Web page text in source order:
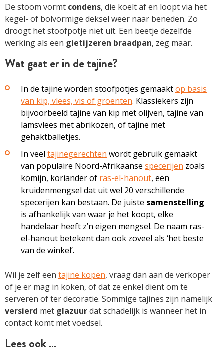
De stoom vormt condens, die koelt af en loopt via het
kegel- of bolvormige deksel weer naar beneden. Zo
droogt het stoofpotje niet uit. Een beetje dezelfde
werking als een gietijzeren braadpan, zeg maar.
Wat gaat er in de tajine?
In de tajine worden stoofpotjes gemaaktop basis
van kip, vlees, vis of groenten. Klassiekers zijn
bijvoorbeeld tajine van kip met olijven, tajine van
lamsvlees met abrikozen, of tajine met
gehaktballetjes.
In veel tajinegerechten wordt gebruik gemaakt
van populaire Noord-Afrikaanse specerijen zoals
komijn, koriander of ras-el-hanout, een
kruidenmengsel dat uit wel 20 verschillende
specerijen kan bestaan. De juiste samenstelling
is afhankelijk van waar je het koopt, elke
handelaar heeft z’n eigen mengsel. De naam ras-
el-hanout betekent dan ook zoveel als ‘het beste
van de winkel’.
Wil je zelf een tajine kopen, vraag dan aan de verkoper
of je er mag in koken, of dat ze enkel dient om te
serveren of ter decoratie. Sommige tajines zijn namelijk
versierd met glazuurdat schadelijk is wanneer het in
contact komt met voedsel.
Lees ook …